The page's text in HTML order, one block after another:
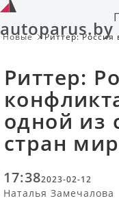
autoparus.by
Новые
Риттер: Россия
Риттер:
одной из
стран
17:382023-02-12
Наталья Замечалова